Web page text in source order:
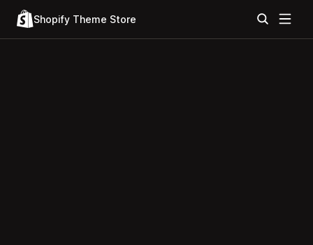
Shopify Theme Store